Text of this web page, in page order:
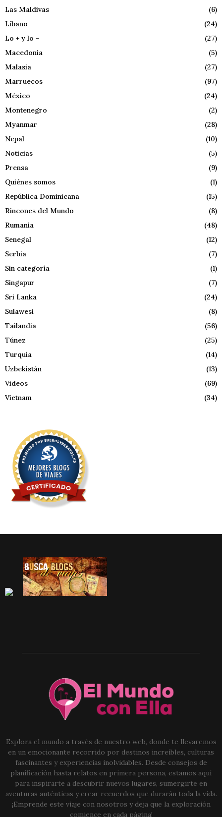
Las Maldivas
(6)
Líbano
(24)
Lo + y lo –
(27)
Macedonia
(5)
Malasia
(27)
Marruecos
(97)
México
(24)
Montenegro
(2)
Myanmar
(28)
Nepal
(10)
Noticias
(5)
Prensa
(9)
Quiénes somos
(1)
República Dominicana
(15)
Rincones del Mundo
(8)
Rumanía
(48)
Senegal
(12)
Serbia
(7)
Sin categoría
(1)
Singapur
(7)
Sri Lanka
(24)
Sulawesi
(8)
Tailandia
(56)
Túnez
(25)
Turquía
(14)
Uzbekistán
(13)
Videos
(69)
Vietnam
(34)
Explora el mundo a través de nuestro web, donde te llevaremos
en un emocionante recorrido por destinos increíbles, culturas
fascinantes y experiencias inolvidables. Desde consejos de
planificación hasta relatos en primera persona, estamos aquí
para inspirarte a descubrir nuevos lugares, sumergirte en
aventuras auténticas y crear recuerdos que durarán toda la vida.
¡Emprende este viaje con nosotros y deja que la exploración
comience en cada página!